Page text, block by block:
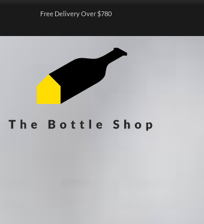
Free Delivery Over $780